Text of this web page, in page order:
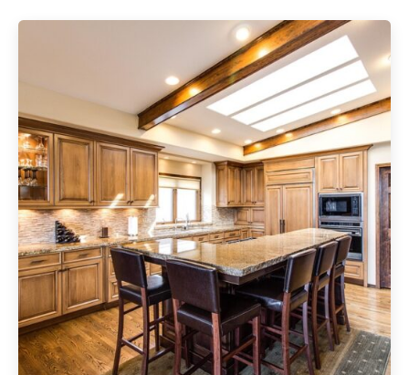
Geschrieben von
Redaktion Immofragen AT